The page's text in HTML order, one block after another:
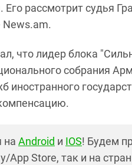
рассмотрит судья
News.am.
что лидер блока
собрания
иностранного
на Android и IOS! Будем
App Store, так и на